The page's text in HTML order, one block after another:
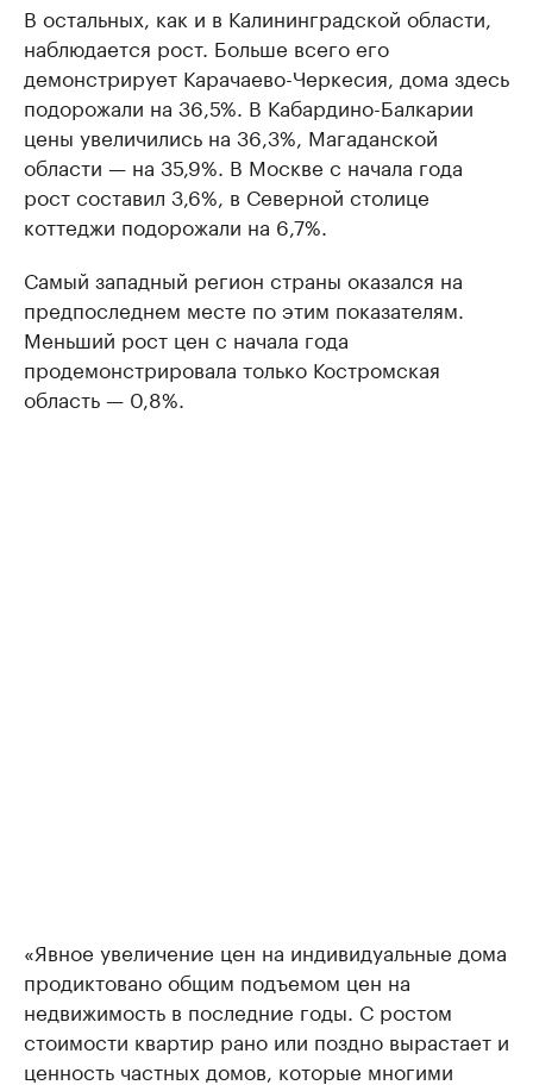
В остальных, как и в Калининградской области,
наблюдается рост. Больше всего его
демонстрирует Карачаево-Черкесия, дома здесь
подорожали на 36,5%. В Кабардино-Балкарии
цены увеличились на 36,3%, Магаданской
области — на 35,9%. В Москве с начала года
рост составил 3,6%, в Северной столице
коттеджи подорожали на 6,7%.
Самый западный регион страны оказался на
предпоследнем месте по этим показателям.
Меньший рост цен с начала года
продемонстрировала только Костромская
область — 0,8%.
«Явное увеличение цен на индивидуальные дома
продиктовано общим подъемом цен на
недвижимость в последние годы. С ростом
стоимости квартир рано или поздно вырастает и
ценность частных домов, которые многими